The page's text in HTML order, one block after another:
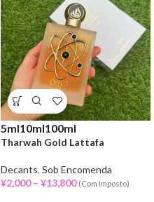
5ml10ml100ml
Tharwah Gold Lattafa
Decants, Sob Encomenda
¥2,000 – ¥13,800 (Com Imposto)